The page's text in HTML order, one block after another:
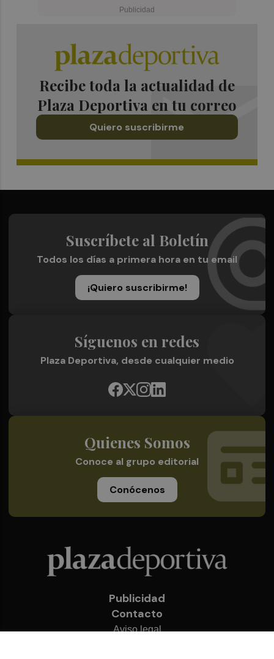
Recibe toda la actualidad de
Plaza Deportiva en tu correo
Quiero suscribirme
Suscríbete al Boletín
Todos los días a primera hora en tu email
¡Quiero suscribirme!
Síguenos en redes
Plaza Deportiva, desde cualquier medio
Quienes Somos
Conoce al grupo editorial
Conócenos
Publicidad
Contacto
Aviso legal